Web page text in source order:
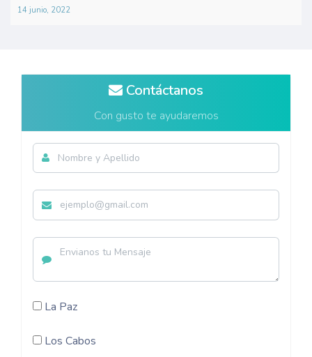
14 junio, 2022
Contáctanos
Con gusto te ayudaremos
La Paz
Los Cabos